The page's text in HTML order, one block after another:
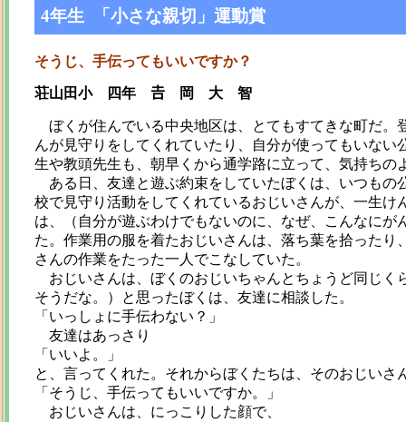
4年生 「小さな親切」運動賞
そうじ、手伝ってもいいですか？
荘山田小 四年 𠮷 岡 大 智
ぼくが住んでいる中央地区は、とてもすてきな町だ。
んが見守りをしてくれていたり、自分が使ってもいな
生や教頭先生も、朝早くから通学路に立って、気持ちの
ある日、友達と遊ぶ約束をしていたぼくは、いつもの
校で見守り活動をしてくれているおじいさんが、一生け
は、（自分が遊ぶわけでもないのに、なぜ、こんなに
た。作業用の服を着たおじいさんは、落ち葉を拾った
さんの作業をたった一人でこなしていた。
おじいさんは、ぼくのおじいちゃんとちょうど同じく
そうだな。）と思ったぼくは、友達に相談した。
「いっしょに手伝わない？」
友達はあっさり
「いいよ。」
と、言ってくれた。それからぼくたちは、そのおじいさ
「そうじ、手伝ってもいいですか。」
おじいさんは、にっこりした顔で、